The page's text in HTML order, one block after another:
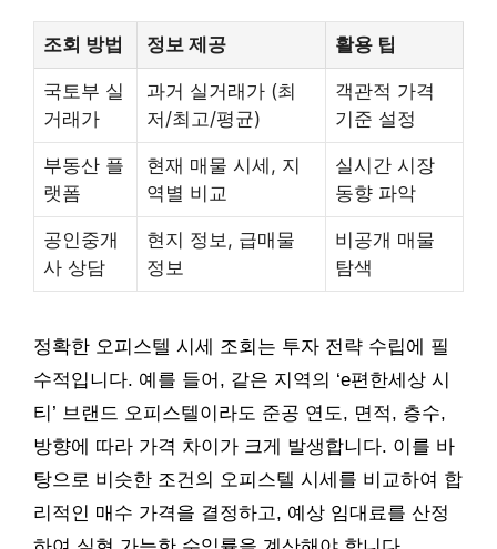
조회 방법 정보 제공 활용 팁
국토부 실
거래가
과거 실거래가 (최
저/최고/평균)
객관적 가격
기준 설정
부동산 플
랫폼
현재 매물 시세, 지
역별 비교
실시간 시장
동향 파악
공인중개
사 상담
현지 정보, 급매물
정보
비공개 매물
탐색
정확한 오피스텔 시세 조회는 투자 전략 수립에 필
수적입니다. 예를 들어, 같은 지역의 ‘e편한세상 시
티’ 브랜드 오피스텔이라도 준공 연도, 면적, 층수,
방향에 따라 가격 차이가 크게 발생합니다. 이를 바
탕으로 비슷한 조건의 오피스텔 시세를 비교하여 합
리적인 매수 가격을 결정하고, 예상 임대료를 산정